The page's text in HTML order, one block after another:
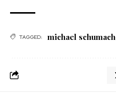
TAGGED: michael